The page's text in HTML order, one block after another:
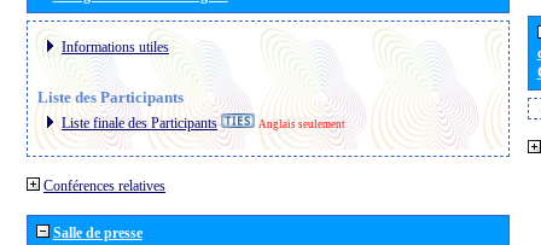
Informations utiles
Liste des Participants
Liste finale des Participants Anglais seulement
Conférences relatives
Salle de presse